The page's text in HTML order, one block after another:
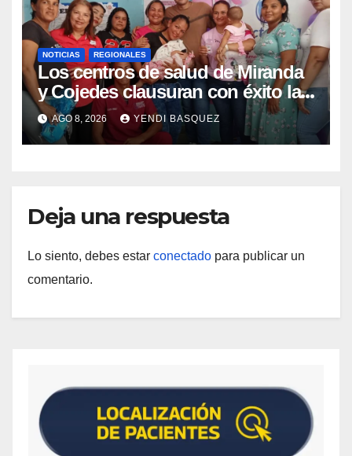
NOTICIAS REGIONALES
Los centros de salud de Miranda
y Cojedes clausuran con éxito la
Semana Mundial de la Lactancia
Materna
AGO 8, 2026 YENDI BASQUEZ
Deja una respuesta
Lo siento, debes estar conectado para publicar un
comentario.